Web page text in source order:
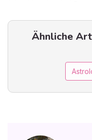
Ähnliche